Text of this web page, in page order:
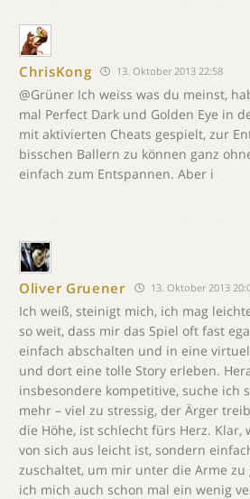
ChrisKong 13. Oktober 2013 22:58
@Grüner Ich weiss was du meinst,
mal Perfect Dark und Golden Eye in
mit aktivierten Cheats gespielt, zur
bisschen Ballern zu können ganz
einfach zum Entspannen. Aber i
Oliver Gruener 13. Oktober 2013
Ich weiß, steinigt mich, ich mag
so weit, dass mir das Spiel oft fast
einfach abschalten und in eine
und dort eine tolle Story erleben.
insbesondere kompetitive, suche ich
mehr – viel zu stressig, der Ärger
die Höhe, ist schlecht fürs Herz. Klar,
von sich aus leicht ist, sondern
zuschaltet, um mir unter die Arme
ich mich auch schon mal ein wenig